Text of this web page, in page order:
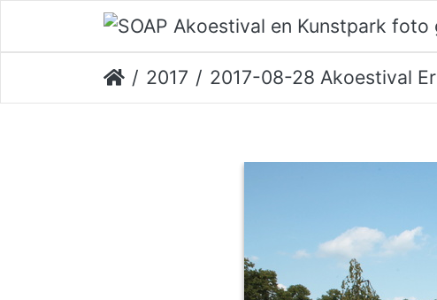
2017 2017-08-28 Akoestival Erik Veerman